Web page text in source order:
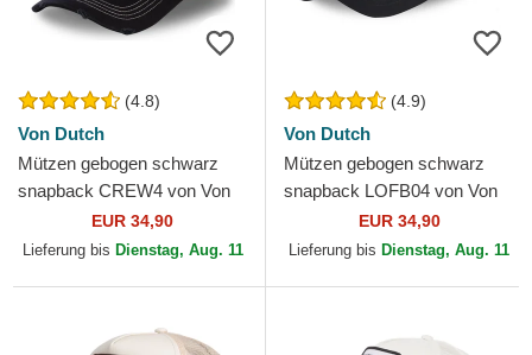
(4.8)
Von Dutch
Mützen gebogen schwarz
snapback CREW4 von Von
EUR 34,90
Lieferung bis Dienstag, Aug. 11
(4.9)
Von Dutch
Mützen gebogen schwarz
snapback LOFB04 von Von
EUR 34,90
Lieferung bis Dienstag, Aug. 11